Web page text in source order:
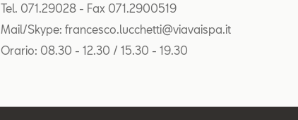
Tel. 071.29028 - Fax 071.2900519
Mail/Skype: francesco.lucchetti@viavaispa.it
Orario: 08.30 - 12.30 / 15.30 - 19.30